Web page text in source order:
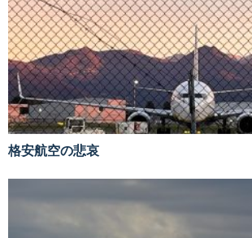
格安航空の悲哀